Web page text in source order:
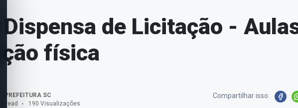
de Licitação -
física
SC
read 190 Visualizações
Compartilhar isso: